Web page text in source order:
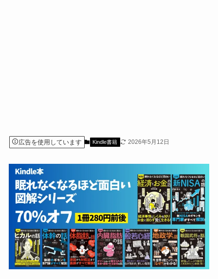
広告を使用しています Kindle書籍 2026年5月12日